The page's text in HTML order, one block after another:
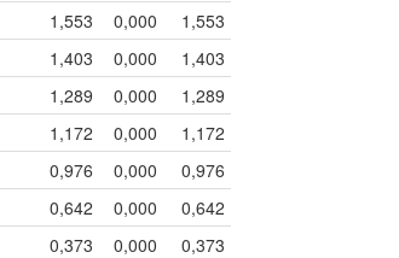
1,553 0,000
1,553
1,403 0,000
1,403
1,289 0,000
1,289
1,172 0,000
1,172
0,976 0,000
0,976
0,642 0,000
0,642
0,373 0,000 0,373